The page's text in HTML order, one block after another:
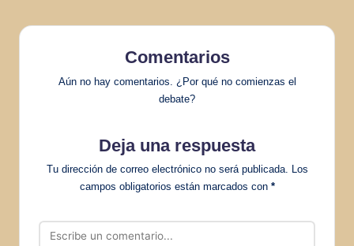
Comentarios
Aún no hay comentarios. ¿Por qué no comienzas el
debate?
Deja una respuesta
Tu dirección de correo electrónico no será publicada. Los
campos obligatorios están marcados con *